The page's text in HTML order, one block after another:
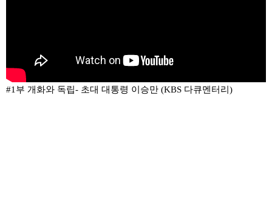
#1부 개화와 독립- 초대 대통령 이승만 (KBS 다큐멘터리)